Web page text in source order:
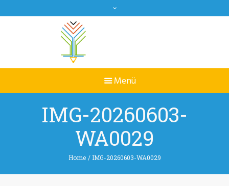
IMG-20260603-
WA0029
Home / IMG-20260603-WA0029